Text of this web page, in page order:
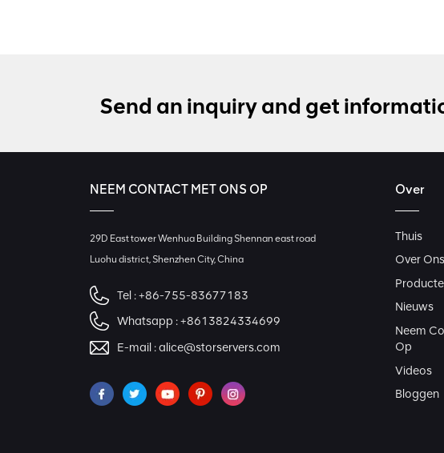
Send an inquiry and get
NEEM CONTACT MET ONS OP
29D East tower Wenhua Building Shennan east road
Luohu district, Shenzhen City, China
Tel :+86-755-83677183
Whatsapp :+8613824334699
E-mail :alice@storservers.com
Over
Thuis
Over Ons
Nieuws
Neem
Op
Videos
Bloggen